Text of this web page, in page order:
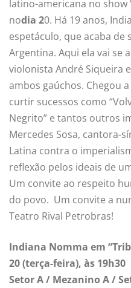
latino-americana no show
nodia 20. Há 19 anos,
espetáculo, que acaba de
Argentina. Aqui ela vai se
violonista André Siqueira
ambos gaúchos. Chegou
curtir sucessos como
Negrito” e tantos outros
Mercedes Sosa, cantora-
Latina contra o
reflexão pelos ideais de
Um convite ao respeito
do povo. Um convite a
Teatro Rival Petrobras!
Indiana Nomma em
20 (terça-feira), às 19h30
Setor A / Mezanino A /